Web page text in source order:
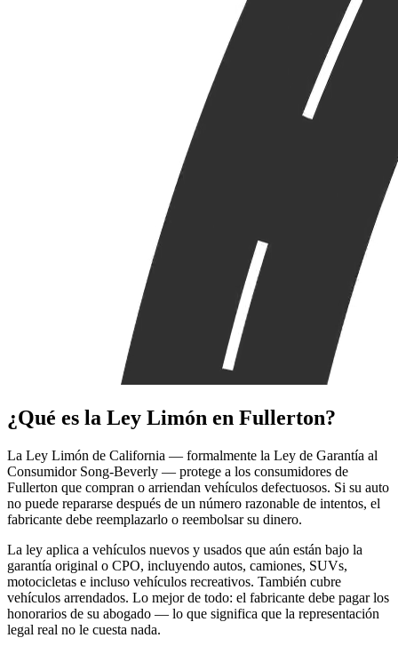
¿Qué es la Ley Limón en Fullerton?
La Ley Limón de California — formalmente la Ley de Garantía al
Consumidor Song-Beverly — protege a los consumidores de
Fullerton que compran o arriendan vehículos defectuosos. Si su auto
no puede repararse después de un número razonable de intentos, el
fabricante debe reemplazarlo o reembolsar su dinero.
La ley aplica a vehículos nuevos y usados que aún están bajo la
garantía original o CPO, incluyendo autos, camiones, SUVs,
motocicletas e incluso vehículos recreativos. También cubre
vehículos arrendados. Lo mejor de todo: el fabricante debe pagar los
honorarios de su abogado — lo que significa que la representación
legal real no le cuesta nada.